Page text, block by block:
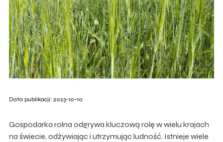
Data publikacji: 2023-10-10
Gospodarka rolna odgrywa kluczową rolę w wielu krajach
na świecie, odżywiając i utrzymując ludność. Istnieje wiele